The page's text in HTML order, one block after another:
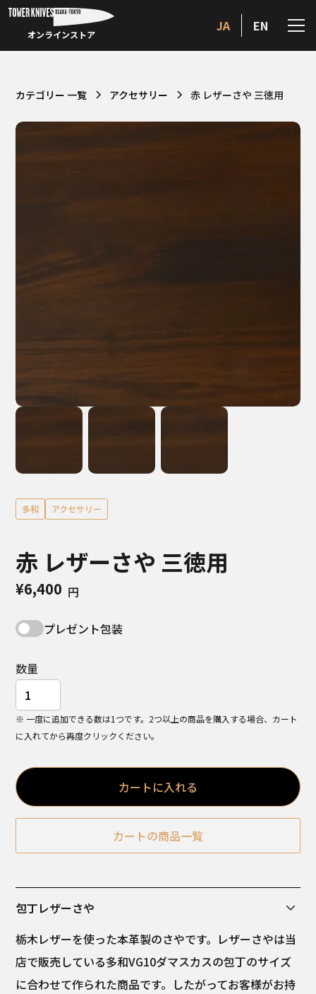
オンラインストア
JA EN
カテゴリー 一覧 アクセサリー 赤 レザーさや 三徳用
多和 アクセサリー
赤 レザーさや 三徳用
¥6,400 円
プレゼント包装
数量
※ 一度に追加できる数は1つです。2つ以上の商品を購入する場合、カート
に入れてから再度クリックください。
カートに入れる
カートの商品一覧
包丁レザーさや
栃木レザーを使った本革製のさやです。レザーさやは当
店で販売している多和VG10ダマスカスの包丁のサイズ
に合わせて作られた商品です。したがってお客様がお持